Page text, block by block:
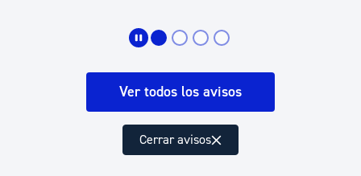
Ver todos los avisos
Cerrar avisos